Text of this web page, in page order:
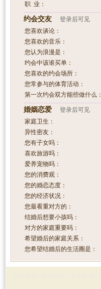
职 业：
约会交友 登录后可见
您喜欢谈论：
您喜欢的音乐：
您认为浪漫是：
约会中该谁买单：
您喜欢的约会场所：
您常参与的体育活动：
第一次约会双方能些做什么：
婚姻恋爱 登录后可见
家庭卫生：
异性密友：
您有子女吗：
喜欢旅游吗：
爱养宠物吗：
您的消费观：
您的婚恋态度：
您的经济状况：
您最看重对方的：
结婚后想要小孩吗：
对方的家庭重要吗：
希望婚后的家庭关系：
您希望结婚后的生活圈是：